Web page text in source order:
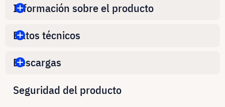
Información sobre el producto
Datos técnicos
Descargas
Seguridad del producto